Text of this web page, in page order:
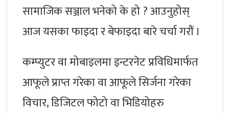
सामाजिक सञ्जाल भनेको के हो ? आउनुहोस्
आज यसका फाइदा र बेफाइदा बारे चर्चा गरौं ।
कम्प्युटर वा मोबाइलमा इन्टरनेट प्रविधिमार्फत
आफूले प्राप्त गरेका वा आफूले सिर्जना गरेका
विचार, डिजिटल फोटो वा भिडियोहरु